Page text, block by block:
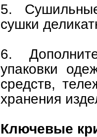
5.
сушки
6.
упаковки
средств,
хранения
Ключевые